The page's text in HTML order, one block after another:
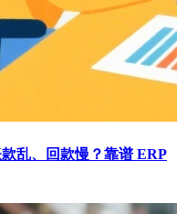
乱、回款慢？靠谱 ERP